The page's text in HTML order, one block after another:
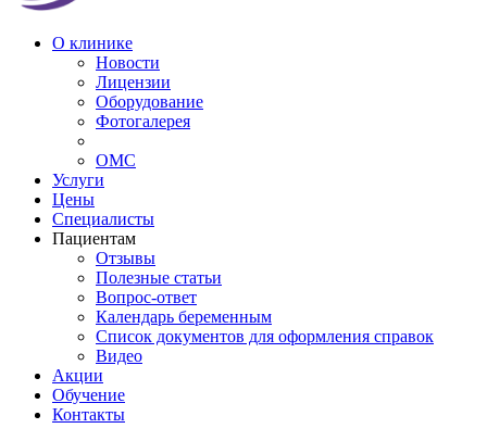
О клинике
Новости
Лицензии
Оборудование
Фотогалерея
ОМС
Услуги
Цены
Специалисты
Пациентам
Отзывы
Полезные статьи
Вопрос-ответ
Календарь беременным
Список документов для оформления справок
Видео
Акции
Обучение
Контакты